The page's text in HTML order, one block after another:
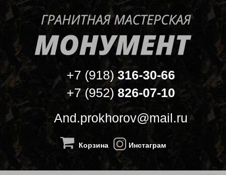
+7 (918)316-30-66
+7 (952) 826-07-10
And.prokhorov@mail.ru
Корзина Инстаграм